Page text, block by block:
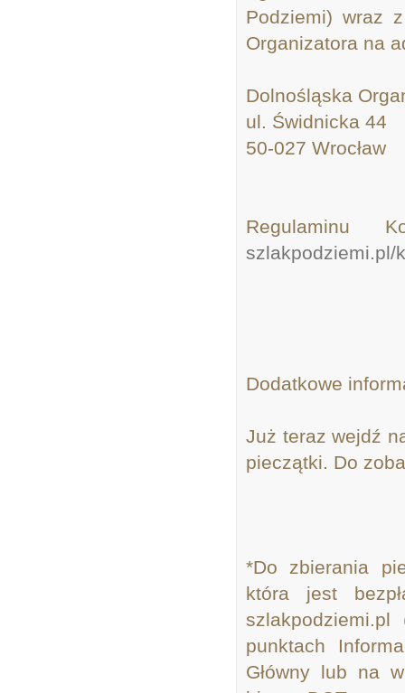
Podziemi) wraz
Organizatora na
Dolnośląska
ul. Świdnicka 44
50-027 Wrocław
Regulaminu
szlakpodziemi.pl/
Dodatkowe
Już teraz wejdź
pieczątki. Do
*Do zbierania
która jest
szlakpodziemi.pl
punktach
Główny lub na